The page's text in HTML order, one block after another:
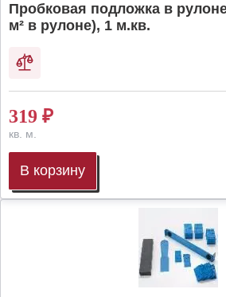
Пробковая подложка в
м² в рулоне), 1 м.кв.
319 ₽
кв. м.
В корзину